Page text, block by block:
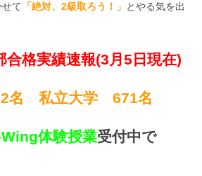
て
「絶対、2級取ろう！」 とやる気を出
合格実績速報(3月5日現在)
名 私立大学 671名
体験授業受付中で